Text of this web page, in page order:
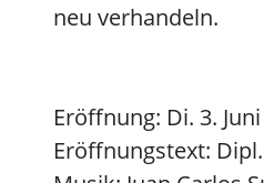
neu verhandeln.
Eröffnung: Di. 3.
Eröffnungstext: